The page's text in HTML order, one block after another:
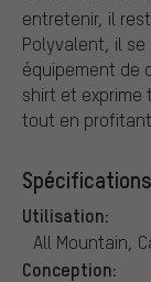
entretenir, il
Polyvalent, il
équipement de
shirt et exprime
tout en
Utilisation:
All Mountain,
Conception: